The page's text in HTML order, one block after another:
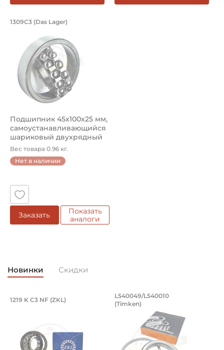
Подшипник 45х100х25 мм,
1309C3 (Das Lager)
Подшипник 45х100х25 мм,
самоустанавливающийся
шариковый двухрядный
на в...
Вес товара 0.96 кг.
Нет в наличии
Заказать
Показать
аналоги
Новинки Скидки
Подшипник 95х170х32 мм, шариковый
Подшипник 95х170х32 мм, шариковый двухрядный,
1219 K C3 NF (ZKL) Подшипник
Подшипник
L540049/L540010
(Timken)